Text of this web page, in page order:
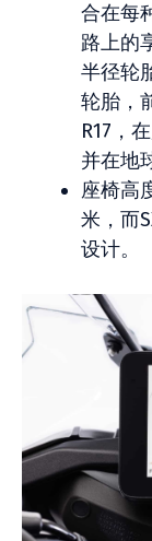
合在每
路上的
半径轮
轮胎，
R17，
并在地
座椅高
米，而
设计。